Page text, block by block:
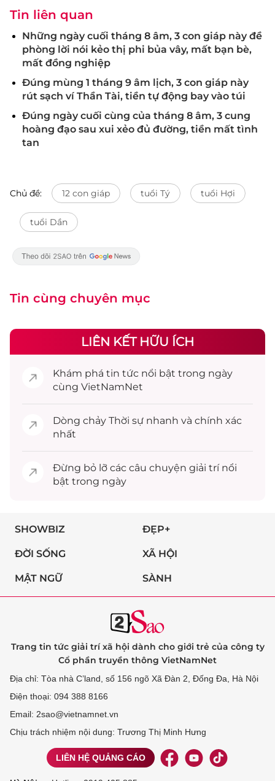
Tin liên quan
Những ngày cuối tháng 8 âm, 3 con giáp này đề
phòng lời nói kẻo thị phi bủa vây, mất bạn bè,
mất đồng nghiệp
Đúng mùng 1 tháng 9 âm lịch, 3 con giáp này
rút sạch ví Thần Tài, tiền tự động bay vào túi
Đúng ngày cuối cùng của tháng 8 âm, 3 cung
hoàng đạo sau xui xẻo đủ đường, tiền mất tình
tan
Chủ đề: 12 con giáp tuổi Tý tuổi Hợi
tuổi Dần
Tin cùng chuyên mục
LIÊN KẾT HỮU ÍCH
Khám phá tin tức nổi bật trong ngày
cùng VietNamNet
Dòng chảy Thời sự nhanh và chính xác
nhất
Đừng bỏ lỡ các câu chuyện giải trínổi
bật trong ngày
SHOWBIZ ĐẸP+
ĐỜI SỐNG XÃ HỘI
MẬT NGỮ SÀNH
Trang tin tức giải trí xã hội dành cho giới trẻ của công ty
Cổ phần truyền thông VietNamNet
Địa chỉ: Tòa nhà C’land, số 156 ngõ Xã Đàn 2, Đống Đa, Hà Nội
Điện thoại: 094 388 8166
Email: 2sao@vietnamnet.vn
Chịu trách nhiệm nội dung: Trương Thị Minh Hưng
LIÊN HỆ QUẢNG CÁO